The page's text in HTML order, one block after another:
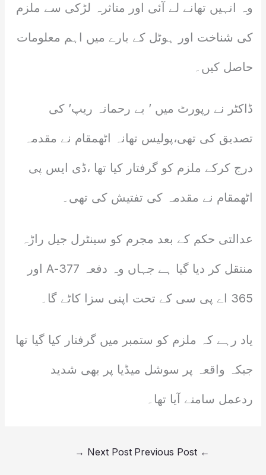
وہ انہیں تھانے لے آئی اور متاثرہ لڑکی سے ملزم
کی شناخت اور ہوٹل کے بارے میں اہم معلومات
حاصل کیں۔
ڈاکٹر نے رپورٹ میں ’ بے رحمانہ ریپ’ کی
تصدیق کی تھی،پولیس تھانہ اٹھمقام نے مقدمہ
درج کرکے ملزم کو گرفتار کیا تھا ،ڈی ایس پی
اٹھمقام نے مقدمہ کی تفتیش کی تھی۔
عدالتی حکم کے بعد مجرم کو سینٹرل جیل راڑہ
منتقل کر دیا گیا ہے جہاں وہ دفعہ 377-A اور
365 اے پی سی کے تحت اپنی سزا کاٹے گا۔
یاد رہے کہ ملزم کو ستمبر میں گرفتار کیا گیا تھا
جبکہ واقعہ پر سوشل میڈیا پر بھی شدید
ردعمل سامنے آیا تھا۔
←
Next Post
→